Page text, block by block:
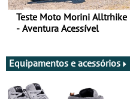
Teste Moto Morini Alltrhike
- Aventura Acessível
Equipamentos e acessórios